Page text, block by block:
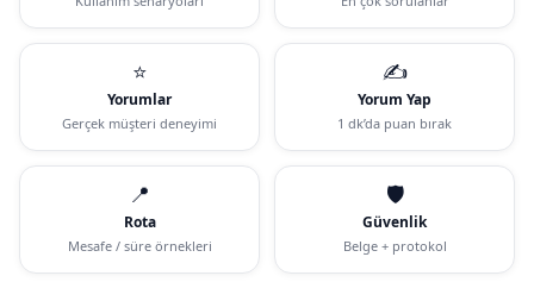
⭐
Yorumlar
Gerçek müşteri deneyimi
✍️
Yorum Yap
1 dk’da puan bırak
📍
Rota
Mesafe / süre örnekleri
🛡️
Güvenlik
Belge + protokol